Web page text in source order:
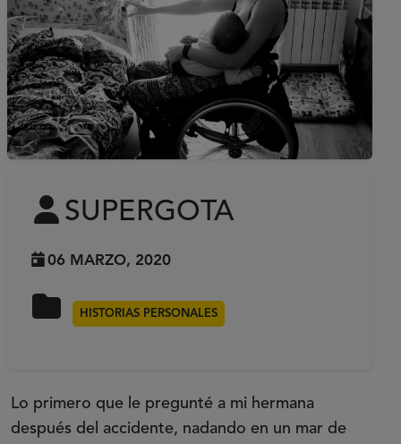
SUPERGOTA
06 MARZO, 2020
HISTORIAS PERSONALES
Lo primero que le pregunté a mi hermana
después del accidente, nadando en un mar de